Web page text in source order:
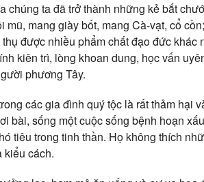
chúng ta đã trở thành những kẻ bắt
mũ, mang giày bốt, mang Cà-vạt, cổ
được nhiều phẩm chất đạo đức khác
kiên trì, lòng khoan dung, học vấn
phương Tây.
các gia đình quý tộc là rất thảm hại
bài, sống một cuộc sống bệnh hoạn
tiêu trong tinh thần. Họ không thích
kiểu cách.